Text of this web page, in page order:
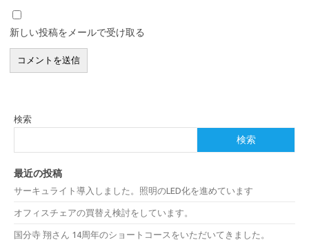
新しい投稿をメールで受け取る
検索
検索
最近の投稿
サーキュライト導入しました。照明のLED化を進めています
オフィスチェアの買替え検討をしています。
国分寺 翔さん 14周年のショートコースをいただいてきました。